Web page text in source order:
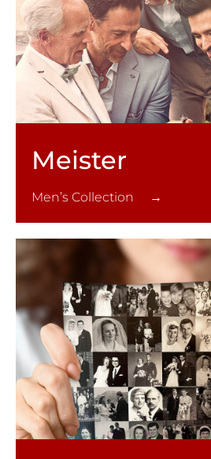
Meister
Men’s Collection →